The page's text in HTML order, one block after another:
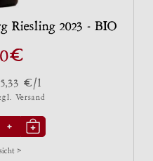
Riesling 2023 - BIO
€
€/l
Versand
+
>